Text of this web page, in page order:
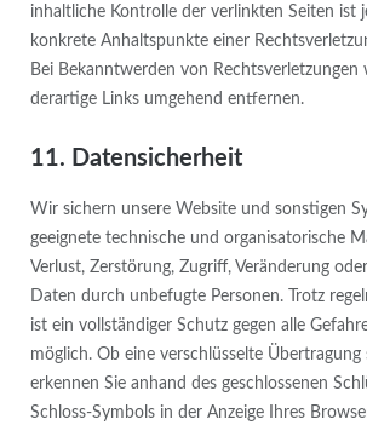
inhaltliche Kontrolle der verlinkten Seiten ist
konkrete Anhaltspunkte einer
Bei Bekanntwerden von Rechtsverletzungen
derartige Links umgehend entfernen.
11. Datensicherheit
Wir sichern unsere Website und sonstigen
geeignete technische und organisatorische
Verlust, Zerstörung, Zugriff, Veränderung
Daten durch unbefugte Personen. Trotz
ist ein vollständiger Schutz gegen alle
möglich. Ob eine verschlüsselte
erkennen Sie anhand des geschlossenen
Schloss-Symbols in der Anzeige Ihres